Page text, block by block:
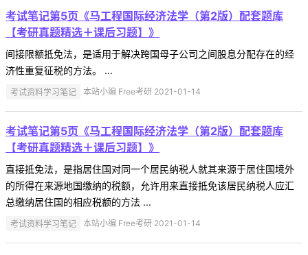
考试笔记第5页《马工程国际经济法学（第2版）配套题库
【考研真题精选＋课后习题】》
间接限额抵免法，是适用于解决跨国母子公司之间股息分配存在的经
济性重复征税的方法。 ...
考试资料学习笔记 本站小编 Free考研 2021-01-14
考试笔记第5页《马工程国际经济法学（第2版）配套题库
【考研真题精选＋课后习题】》
直接抵免法，是指居住国对同一个居民纳税人就其来源于居住国境外
的所得在来源地国缴纳的税额，允许用来直接抵免该居民纳税人应汇
总缴纳居住国的相应税额的方法 ...
考试资料学习笔记 本站小编 Free考研 2021-01-14